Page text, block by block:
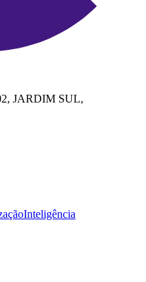
JARDIM SUL,
Inteligência